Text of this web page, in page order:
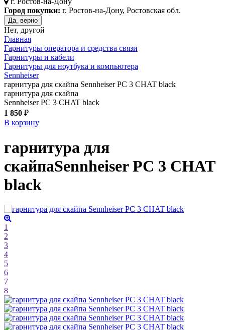
Город покупки: г. Ростов-на-Дону, Ростовская обл.
Да, верно
Нет, другой
Главная
Гарнитуры оператора и средства связи
Гарнитуры и кабели
Гарнитуры для ноутбука и компьютера
Sennheiser
гарнитура для скайпа Sennheiser PC 3 CHAT black
гарнитура для скайпа
Sennheiser PC 3 CHAT black
1 850 ₽
В корзину
гарнитура для
скайпаSennheiser PC 3 CHAT
black
1
2
3
4
5
6
7
8